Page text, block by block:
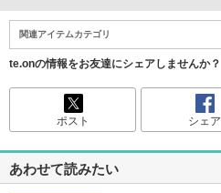
関連アイテムカテゴリ
te.onの情報をお友達にシェアしませんか？
ポスト シェア
あわせて読みたい